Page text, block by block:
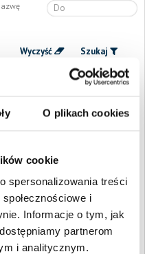
O plikach cookies
cookie
spersonalizowania treści
i
Informacje o tym, jak
partnerom
i analitycznym.
Wyczyść Szukaj
Łączna wartość:62 090,29 PLN
publikacji